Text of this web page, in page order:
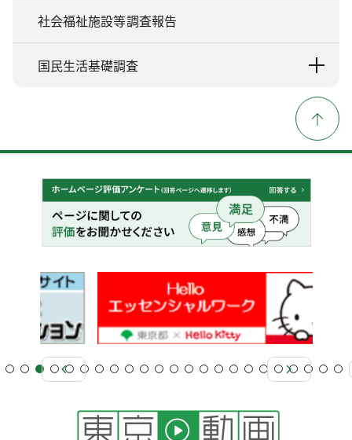
社会福祉施設等調査報告
国民生活基礎調査